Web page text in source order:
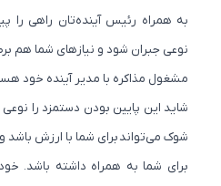
به همراه رئیس آینده‌تان راهی را پیدا
نوعی جبران شود و نیازهای شما هم برطرف
مشغول مذاکره با مدیر آینده خود هستید
شاید این پایین بودن دستمزد را نوعی
شوک می‌تواند برای شما با ارزش باشد و بار
برای شما به همراه داشته باشد. خود را